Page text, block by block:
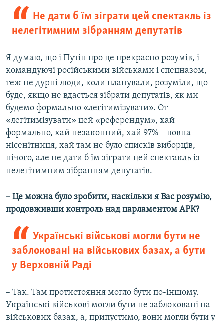
Не дати б їм зіграти цей спектакль із
нелегітимним зібранням депутатів
Я думаю, що і Путін про це прекрасно розумів, і
командуючі російськими військами і спецназом,
теж не дурні люди, коли планували, розуміли, що
буде, якщо не вдасться зібрати депутатів, як ми
будемо формально «легітимізувати». От
«легітимізувати» цей «референдум», хай
формально, хай незаконний, хай 97% – повна
нісенітниця, хай там не було списків виборців,
нічого, але не дати б їм зіграти цей спектакль із
нелегітимним зібранням депутатів.
– Це можна було зробити, наскільки я Вас розумію,
продовживши контроль над парламентом АРК?
Українські військові могли бути не
заблоковані на військових базах, а бути
у Верховній Раді
– Так. Там протистояння могло бути по-іншому.
Українські військові могли бути не заблоковані на
військових базах, а, припустимо, вони могли бути у